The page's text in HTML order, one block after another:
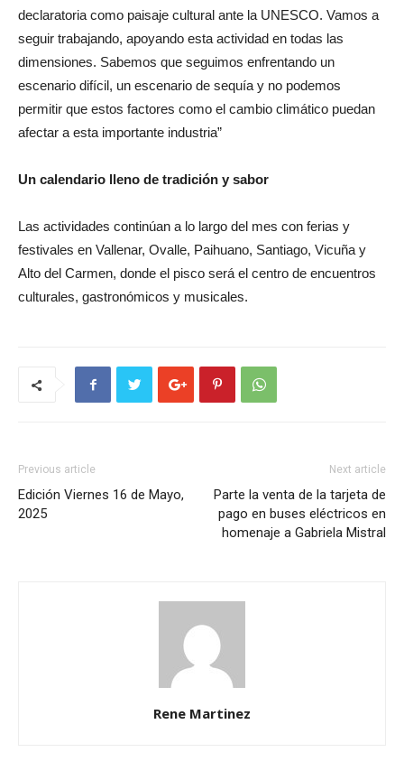
declaratoria como paisaje cultural ante la UNESCO. Vamos a
seguir trabajando, apoyando esta actividad en todas las
dimensiones. Sabemos que seguimos enfrentando un
escenario difícil, un escenario de sequía y no podemos
permitir que estos factores como el cambio climático puedan
afectar a esta importante industria”
Un calendario lleno de tradición y sabor
Las actividades continúan a lo largo del mes con ferias y
festivales en Vallenar, Ovalle, Paihuano, Santiago, Vicuña y
Alto del Carmen, donde el pisco será el centro de encuentros
culturales, gastronómicos y musicales.
Previous article
Edición Viernes 16 de Mayo,
2025
Next article
Parte la venta de la tarjeta de
pago en buses eléctricos en
homenaje a Gabriela Mistral
Rene Martinez